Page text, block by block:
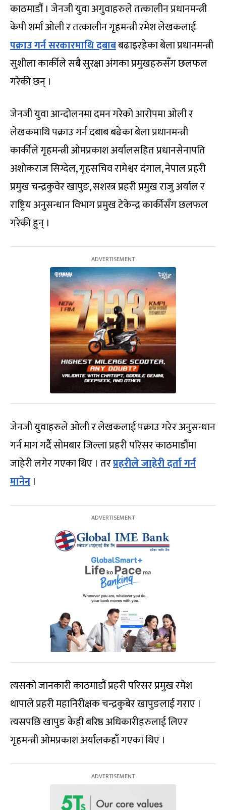
काठमाडौं । जेनजी युवा अगुवाहरुले तत्कालीन प्रधानमन्त्री
केपी शर्मा ओली र तत्कालीन गृहमन्त्री रमेश लेखकलाई
पक्राउ गर्न सरकारमाथि दबाबबढाइरहेका बेला प्रधानमन्त्री
सुशीला कार्कीले सबै सुरक्षा अंगका प्रमुखहरुसँग छलफल
गरेकी छन् ।
जेनजी युवा आन्दोलनमा दमन गरेको आरोपमा ओली र
लेखकमाथि पक्राउ गर्न दबाब बढेका बेला प्रधानमन्त्री
कार्कीले गृहमन्त्री ओमप्रकाश अर्यालसहित प्रधानसेनापति
अशोकराज सिग्देल, गृहसचिव रामेश्वर दंगाल, नेपाल प्रहरी
प्रमुख चन्द्रकुवेर खापुङ, सशस्त्र प्रहरी प्रमुख राजु अर्याल र
राष्ट्रिय अनुसन्धान विभाग प्रमुख टेकेन्द्र कार्कीसँग छलफल
गरेकी हुन् ।
जेनजी युवाहरुले ओली र लेखकलाई पक्राउ गरेर अनुसन्धान
गर्न माग गर्दै सोमबार जिल्ला प्रहरी परिसर काठमाडौंमा
जाहेरी लगेर गएका थिए । तरप्रहरीले जाहेरी दर्ता गर्न
मानेन ।
त्यसको जानकारी काठमाडौं प्रहरी परिसर प्रमुख रमेश
थापाले प्रहरी महानिरीक्षक चन्द्रकुबेर खापुङलाई गराए ।
त्यसपछि खापुङ केही बरिष्ठ अधिकारीहरुलाई लिएर
गृहमन्त्री ओमप्रकाश अर्यालकहाँ गएका थिए ।